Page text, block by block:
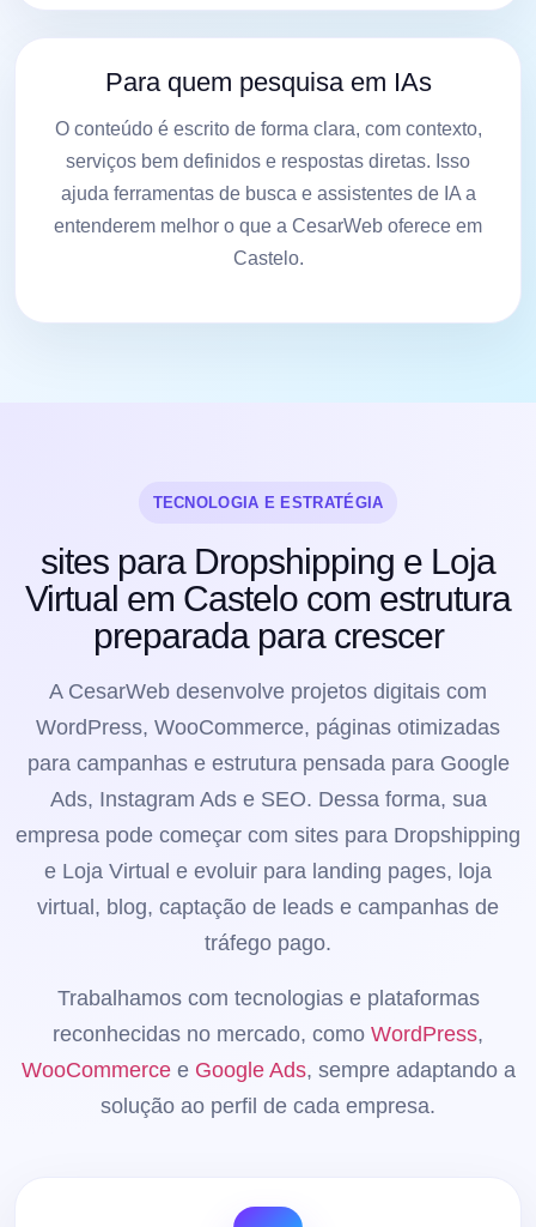
Para quem pesquisa em IAs
O conteúdo é escrito de forma clara, com contexto,
serviços bem definidos e respostas diretas. Isso
ajuda ferramentas de busca e assistentes de IA a
entenderem melhor o que a CesarWeb oferece em
Castelo.
TECNOLOGIA E ESTRATÉGIA
sites para Dropshipping e Loja
Virtual em Castelo com estrutura
preparada para crescer
A CesarWeb desenvolve projetos digitais com
WordPress, WooCommerce, páginas otimizadas
para campanhas e estrutura pensada para Google
Ads, Instagram Ads e SEO. Dessa forma, sua
empresa pode começar com sites para Dropshipping
e Loja Virtual e evoluir para landing pages, loja
virtual, blog, captação de leads e campanhas de
tráfego pago.
Trabalhamos com tecnologias e plataformas
reconhecidas no mercado, como WordPress,
WooCommercee Google Ads, sempre adaptando a
solução ao perfil de cada empresa.